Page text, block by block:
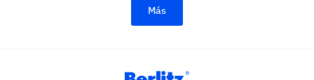
Más